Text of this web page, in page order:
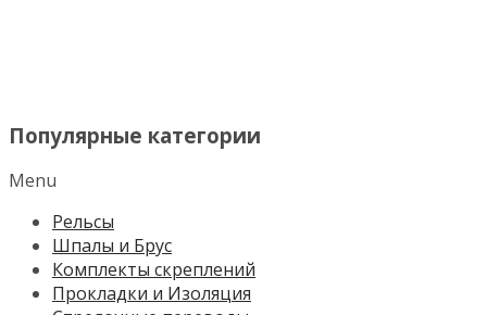
Популярные категории
Menu
Рельсы
Шпалы и Брус
Комплекты скреплений
Прокладки и Изоляция